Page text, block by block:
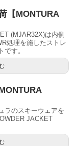
【MONTURA
(MJAR32X)は内側
処理を施したストレ
です。
ラのスキーウェアを
JACKET